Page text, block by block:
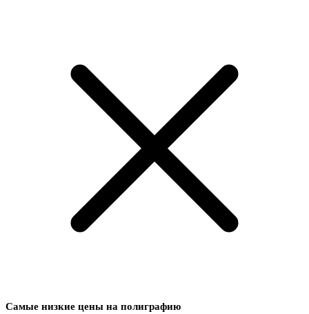
Самые низкие цены на полиграфию